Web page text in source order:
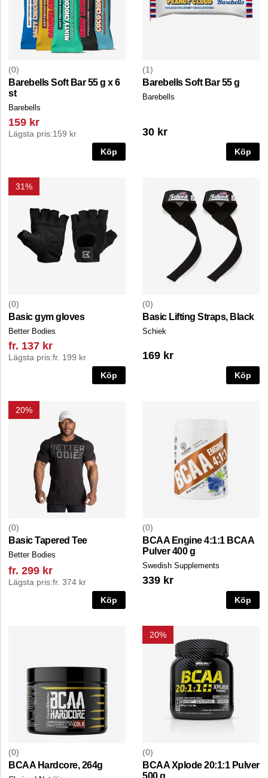
0
Barebells Soft Bar 55 g x 6
st
Barebells
159 kr
Lägsta pris:159 kr
Köp
1
Barebells Soft Bar 55 g
Barebells
30 kr
Köp
31%
0
Basic gym gloves
Better Bodies
fr. 137 kr
Lägsta pris:fr. 199 kr
Köp
0
Basic Lifting Straps, Black
Schiek
169 kr
Köp
20%
0
Basic Tapered Tee
Better Bodies
fr. 299 kr
Lägsta pris:fr. 374 kr
Köp
0
BCAA Engine 4:1:1 BCAA
Pulver 400 g
Swedish Supplements
339 kr
Köp
0
BCAA Hardcore, 264g
20%
0
BCAA Xplode 20:1:1 Pulver
500 g